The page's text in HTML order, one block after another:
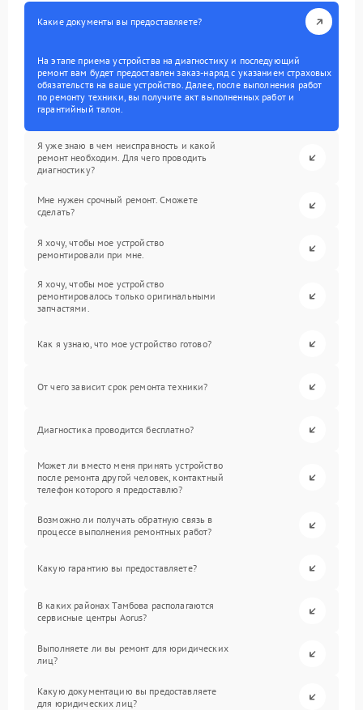
Какие документы вы предоставляете?
На этапе приема устройства на диагностику и последующий
ремонт вам будет предоставлен заказ-наряд с указанием страховых
обязательств на ваше устройство. Далее, после выполнения работ
по ремонту техники, вы получите акт выполненных работ и
гарантийный талон.
Я уже знаю в чем неисправность и какой
ремонт необходим. Для чего проводить
диагностику?
Мне нужен срочный ремонт. Сможете
сделать?
Я хочу, чтобы мое устройство
ремонтировали при мне.
Я хочу, чтобы мое устройство
ремонтировалось только оригинальными
запчастями.
Как я узнаю, что мое устройство готово?
От чего зависит срок ремонта техники?
Диагностика проводится бесплатно?
Может ли вместо меня принять устройство
после ремонта другой человек, контактный
телефон которого я предоставлю?
Возможно ли получать обратную связь в
процессе выполнения ремонтных работ?
Какую гарантию вы предоставляете?
В каких районах Тамбова располагаются
сервисные центры Aorus?
Выполняете ли вы ремонт для юридических
лиц?
Какую документацию вы предоставляете
для юридических лиц?